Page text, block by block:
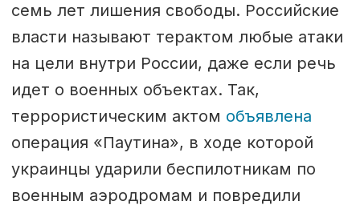
семь лет лишения свободы. Российские
власти называют терактом любые атаки
на цели внутри России, даже если речь
идет о военных объектах. Так,
террористическим актом объявлена
операция «Паутина», в ходе которой
украинцы ударили беспилотникам по
военным аэродромам и повредили